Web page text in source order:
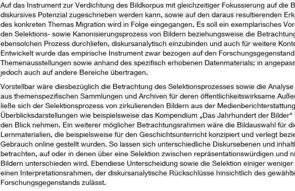
Auf das Instrument zur Verdichtung des Bildkorpus mit gleichzeitiger Fokussierung auf die
diskursives Potenzial zugeschrieben werden kann, sowie auf den daraus resultierenden
des konkreten Themas Migration wird in Folge eingegangen. Es soll ein exemplarisches
den Selektions- sowie Kanonisierungsprozess von Bildern beziehungsweise die
ebensolchen Prozess durchliefen, diskursanalytisch einzubinden und auch für weitere
Entwickelt wurde das empirische Instrument zwar bezogen auf den
Themenausstellungen sowie anhand des spezifisch erhobenen Datenmaterials; in
jedoch auch auf andere Bereiche übertragen.
Vorstellbar wäre diesbezüglich die Betrachtung des Selektionsprozesses sowie die
aus themenspezifischen Sammlungen und Archiven für deren öffentlichkeitswirksame
ließe sich der Selektionsprozess von zirkulierenden Bildern aus der
Überblicksdarstellungen wie beispielsweise das Kompendium „Das Jahrhundert der
den Blick nehmen. Ein weiterer möglicher Betrachtungsrahmen wäre die Bildauswahl für
Lernmaterialien, die beispielsweise für den Geschichtsunterricht konzipiert und verlegt
Gebrauch online gestellt wurden. So lassen sich unterschiedliche Diskursebenen und
betrachten, auf oder in denen über eine Selektion zwischen repräsentationswürdigen und
Bildern unterschieden wird. Ebendiese Unterscheidung sowie die Selektion einiger
einen Interpretationsrahmen, der diskursanalytische Rückschlüsse hinsichtlich des
Forschungsgegenstands zulässt.